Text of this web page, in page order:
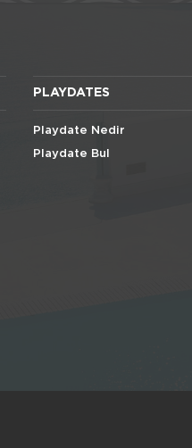
PLAYDATES
Playdate Nedir
Playdate Bul